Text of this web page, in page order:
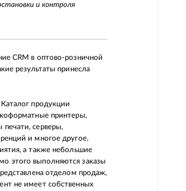
и контроля
CRM в оптово-розничной
результаты принесла
продукции
принтеры,
серверы,
и многое другое.
а также небольшие
этого выполняются заказы
отделом продаж,
не имеет собственных